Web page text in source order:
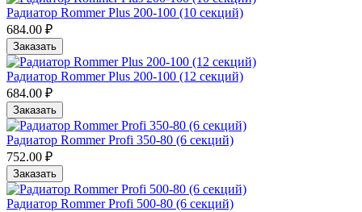
Радиатор Rommer Plus 200-100 (10 секций)
684.00 ₽
Заказать
Радиатор Rommer Plus 200-100 (12 секций)
684.00 ₽
Заказать
Радиатор Rommer Profi 350-80 (6 секций)
752.00 ₽
Заказать
Радиатор Rommer Profi 500-80 (6 секций)